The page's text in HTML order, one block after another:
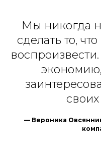
Мы никогда
сделать то,
— Вероника